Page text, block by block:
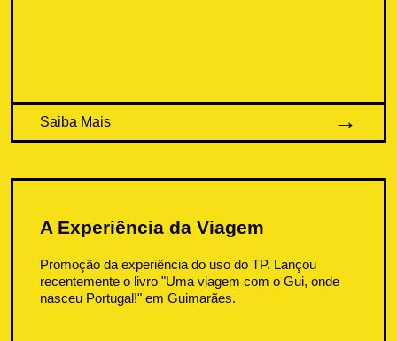
Saiba Mais
A Experiência da Viagem
Promoção da experiência do uso do TP. Lançou
recentemente o livro"Uma viagem com o Gui, onde
nasceu Portugal!"em Guimarães.